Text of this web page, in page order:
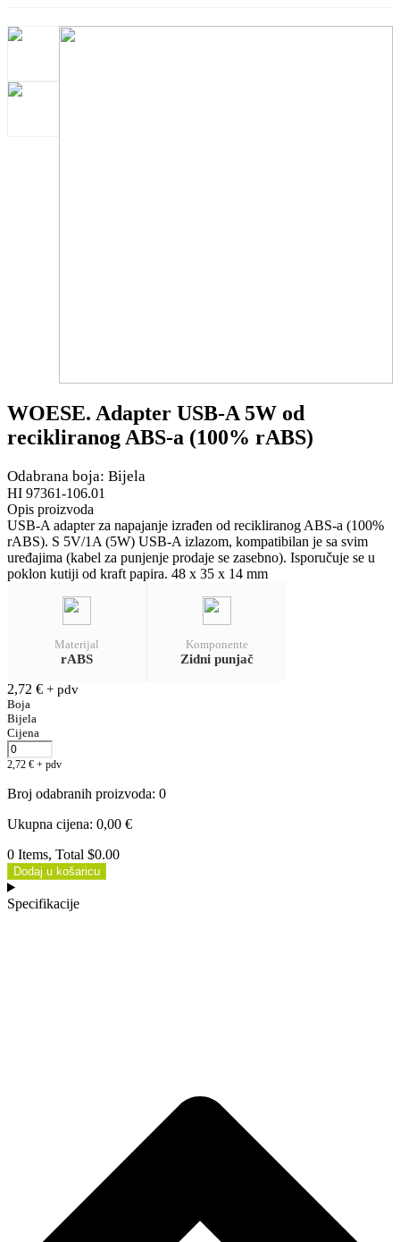
WOESE. Adapter USB-A 5W od
recikliranog ABS-a (100% rABS)
Odabrana boja: Bijela
HI 97361-106.01
Opis proizvoda
USB-A adapter za napajanje izrađen od recikliranog ABS-a (100%
rABS). S 5V/1A (5W) USB-A izlazom, kompatibilan je sa svim
uređajima (kabel za punjenje prodaje se zasebno). Isporučuje se u
poklon kutiji od kraft papira. 48 x 35 x 14 mm
Materijal
rABS
Komponente
Zidni punjač
2,72 € + pdv
Boja
Bijela
Cijena
2,72 € + pdv
Broj odabranih proizvoda: 0
Ukupna cijena: 0,00 €
0 Items, Total $0.00
Dodaj u košaricu
Specifikacije